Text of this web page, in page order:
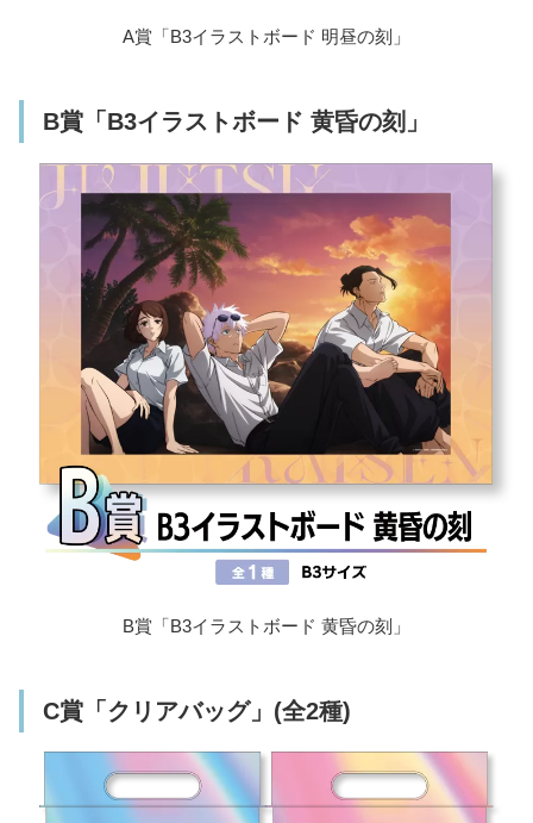
A賞「B3イラストボード 明昼の刻」
B賞「B3イラストボード 黄昏の刻」
B賞「B3イラストボード 黄昏の刻」
C賞「クリアバッグ」(全2種)